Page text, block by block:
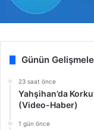
Günün
23 saat önce
Yahşihan’da
(Video-Haber)
1 gün önce